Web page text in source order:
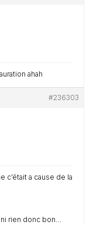
ahah
#236303
c’était a cause de la
rien donc bon…